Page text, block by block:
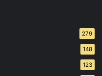
279
148
123